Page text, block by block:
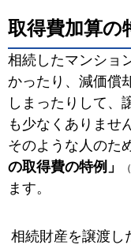
取得費加算の
相続したマンショ
かったり、減価償
しまったりして、
も少なくありませ
そのような人のた
の取得費の特例」
ます。
相続財産を譲渡し